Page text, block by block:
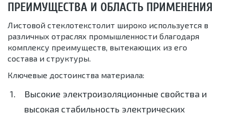
ПРЕИМУЩЕСТВА И ОБЛАСТЬ ПРИМЕНЕНИЯ
Листовой стеклотекстолит широко используется в
различных отраслях промышленности благодаря
комплексу преимуществ, вытекающих из его
состава и структуры.
Ключевые достоинства материала:
Высокие электроизоляционные свойства и
высокая стабильность электрических